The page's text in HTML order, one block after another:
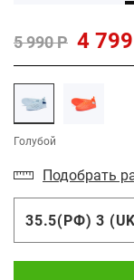
5 990 Р 4
Голубой
Подобрать
35.5(РФ) 3